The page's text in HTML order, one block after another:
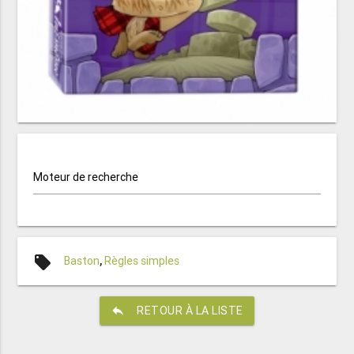
Moteur de recherche
local_offer Baston,Règles simples
reply RETOUR À LA LISTE